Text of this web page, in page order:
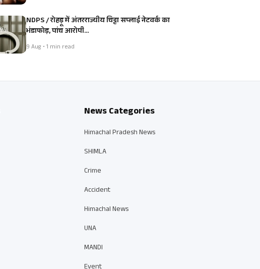
NDPS / रोहड़ू में अंतरराज्यीय चिट्टा सप्लाई नेटवर्क का
भंडाफोड़, पांच आरोपी…
9 Aug • 1 min read
News Categories
Himachal Pradesh News
SHIMLA
Crime
Accident
Himachal News
UNA
MANDI